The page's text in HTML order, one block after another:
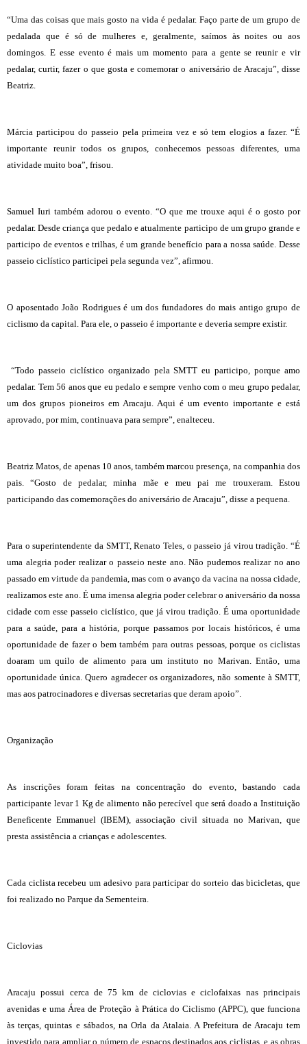
“Uma das coisas que mais gosto na vida é pedalar. Faço parte de um grupo de
pedalada que é só de mulheres e, geralmente, saímos às noites ou aos
domingos. E esse evento é mais um momento para a gente se reunir e vir
pedalar, curtir, fazer o que gosta e comemorar o aniversário de Aracaju”, disse
Beatriz.
Márcia participou do passeio pela primeira vez e só tem elogios a fazer. “É
importante reunir todos os grupos, conhecemos pessoas diferentes, uma
atividade muito boa”, frisou.
Samuel Iuri também adorou o evento. “O que me trouxe aqui é o gosto por
pedalar. Desde criança que pedalo e atualmente participo de um grupo grande e
participo de eventos e trilhas, é um grande benefício para a nossa saúde. Desse
passeio ciclístico participei pela segunda vez”, afirmou.
O aposentado João Rodrigues é um dos fundadores do mais antigo grupo de
ciclismo da capital. Para ele, o passeio é importante e deveria sempre existir.
“Todo passeio ciclístico organizado pela SMTT eu participo, porque amo
pedalar. Tem 56 anos que eu pedalo e sempre venho com o meu grupo pedalar,
um dos grupos pioneiros em Aracaju. Aqui é um evento importante e está
aprovado, por mim, continuava para sempre”, enalteceu.
Beatriz Matos, de apenas 10 anos, também marcou presença, na companhia dos
pais. “Gosto de pedalar, minha mãe e meu pai me trouxeram. Estou
participando das comemorações do aniversário de Aracaju”, disse a pequena.
Para o superintendente da SMTT, Renato Teles, o passeio já virou tradição. “É
uma alegria poder realizar o passeio neste ano. Não pudemos realizar no ano
passado em virtude da pandemia, mas com o avanço da vacina na nossa cidade,
realizamos este ano. É uma imensa alegria poder celebrar o aniversário da nossa
cidade com esse passeio ciclístico, que já virou tradição. É uma oportunidade
para a saúde, para a história, porque passamos por locais históricos, é uma
oportunidade de fazer o bem também para outras pessoas, porque os ciclistas
doaram um quilo de alimento para um instituto no Marivan. Então, uma
oportunidade única. Quero agradecer os organizadores, não somente à SMTT,
mas aos patrocinadores e diversas secretarias que deram apoio”.
Organização
As inscrições foram feitas na concentração do evento, bastando cada
participante levar 1 Kg de alimento não perecível que será doado a Instituição
Beneficente Emmanuel (IBEM), associação civil situada no Marivan, que
presta assistência a crianças e adolescentes.
Cada ciclista recebeu um adesivo para participar do sorteio das bicicletas, que
foi realizado no Parque da Sementeira.
Ciclovias
Aracaju possui cerca de 75 km de ciclovias e ciclofaixas nas principais
avenidas e uma Área de Proteção à Prática do Ciclismo (APPC), que funciona
às terças, quintas e sábados, na Orla da Atalaia. A Prefeitura de Aracaju tem
investido para ampliar o número de espaços destinados aos ciclistas, e as obras